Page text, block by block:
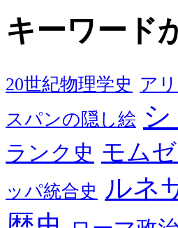
キーワード
20世紀物理学史 ア
スパンの隠し絵
ランク史 モム
ッパ統合史 ルネ